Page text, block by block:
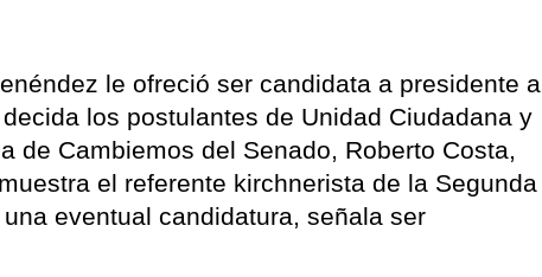
le ofreció ser candidata a presidente a
los postulantes de Unidad Ciudadana y
de Cambiemos del Senado, Roberto Costa,
el referente kirchnerista de la Segunda
eventual candidatura, señala ser